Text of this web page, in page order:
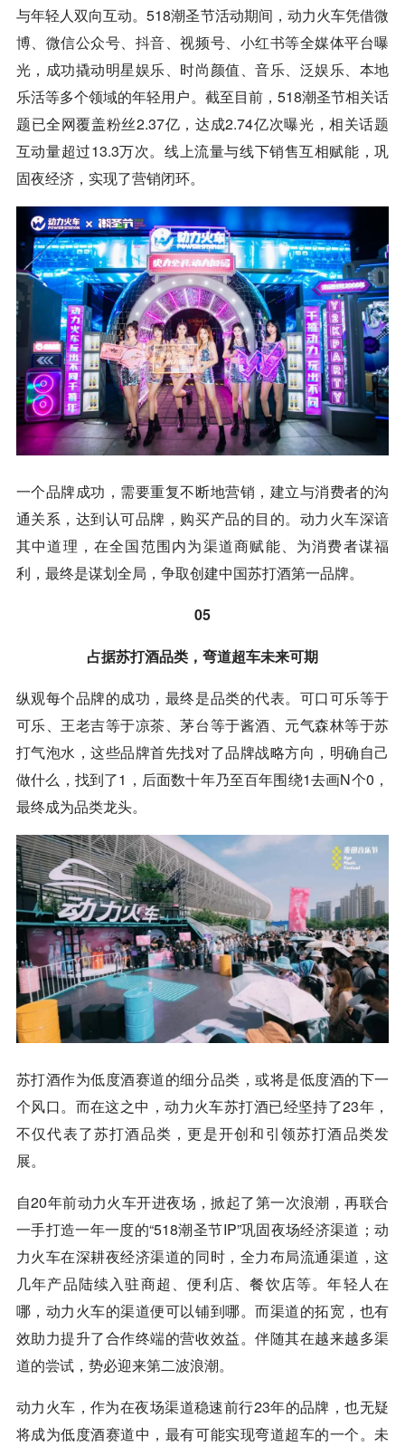
与年轻人双向互动。518潮圣节活动期间，动力火车凭借微
博、微信公众号、 抖音、视频号、 小红书等全媒体平台曝
光，成功撬动明星娱乐、时尚颜值、音乐、泛娱乐、本地
乐活等多个领域的年轻用户。截至目前，518潮圣节相关话
题已全网覆盖粉丝2.37亿，达成2.74亿次曝光，相关话题
互动量超过13.3万次。线上流量与线下销售互相赋能，巩
固夜经济，实现了营销闭环。
一个品牌成功，需要重复不断地营销，建立与消费者的沟
通关系，达到认可品牌，购买产品的目的。动力火车深谙
其中道理，在全国范围内为渠道商赋能、为消费者谋福
利，最终是谋划全局，争取创建中国苏打酒第一品牌。
05
占据苏打酒品类，弯道超车未来可期
纵观每个品牌的成功，最终是品类的代表。可口可乐等于
可乐、王老吉等于凉茶、茅台等于酱酒、元气森林等于苏
打气泡水，这些品牌首先找对了品牌战略方向，明确自己
做什么，找到了1，后面数十年乃至百年围绕1去画N个0，
最终成为品类龙头。
苏打酒作为低度酒赛道的细分品类，或将是低度酒的下一
个风口。而在这之中，动力火车苏打酒已经坚持了23年，
不仅代表了苏打酒品类，更是开创和引领苏打酒品类发
展。
自20年前动力火车开进夜场，掀起了第一次浪潮，再联合
一手打造一年一度的“518潮圣节IP”巩固夜场经济渠道；动
力火车在深耕夜经济渠道的同时，全力布局流通渠道，这
几年产品陆续入驻商超、便利店、餐饮店等。年轻人在
哪，动力火车的渠道便可以铺到哪。而渠道的拓宽，也有
效助力提升了合作终端的营收效益。伴随其在越来越多渠
道的尝试，势必迎来第二波浪潮。
动力火车，作为在夜场渠道稳速前行23年的品牌，也无疑
将成为低度酒赛道中，最有可能实现弯道超车的一个。未